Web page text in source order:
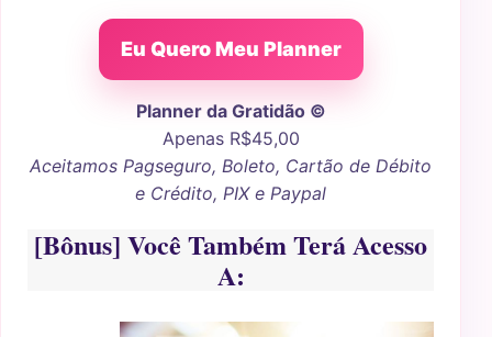
Eu Quero Meu Planner
Planner da Gratidão ©
Apenas R$45,00
Aceitamos Pagseguro, Boleto, Cartão de Débito
e Crédito, PIX e Paypal
[Bônus] Você Também Terá Acesso
A: